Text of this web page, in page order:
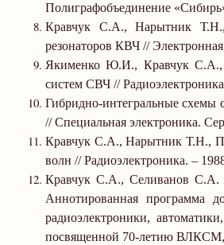
Полиграфобъединение
Кравчук С.А., Нарытник Т.Н.,
резонаторов КВЧ //
Якименко Ю.И., Кравчук С.А.,
систем СВЧ //
Гибридно-интегральные
// Специальная электроника.
Кравчук С.А., Нарытник Т.Н.,
волн // Радиоэлектроника. –
Кравчук С.А., Селиванов С.А.
Аннотированная программа
радиоэлектроники,
посвященной 70-летию ВЛКСМ,